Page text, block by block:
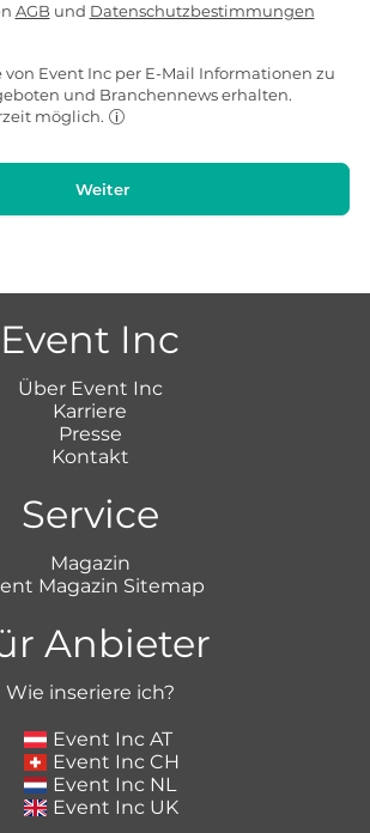
AGB und Datenschutzbestimmungen
von Event Inc per E-Mail Informationen zu
und Branchennews erhalten.
möglich.
Weiter
Event Inc
Über Event Inc
Karriere
Presse
Kontakt
Service
Magazin
Magazin Sitemap
Anbieter
Wie inseriere ich?
Event Inc AT
Event Inc CH
Event Inc NL
Event Inc UK